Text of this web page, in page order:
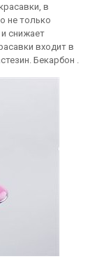
в
не только
снижает
входит в
Бекарбон .